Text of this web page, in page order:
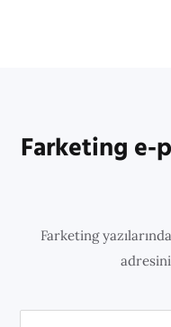
Farketing e-
Farketing